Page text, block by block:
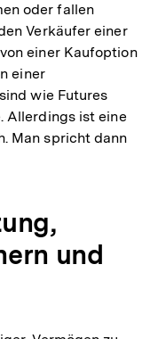
oder fallen
Verkäufer einer
einer Kaufoption
einer
wie Futures
Allerdings ist eine
Man spricht dann
und